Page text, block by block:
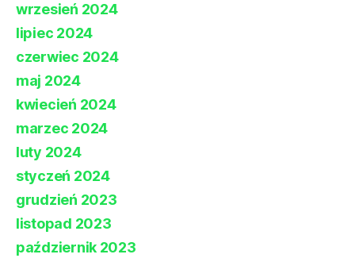
wrzesień 2024
lipiec 2024
czerwiec 2024
maj 2024
kwiecień 2024
marzec 2024
luty 2024
styczeń 2024
grudzień 2023
listopad 2023
październik 2023